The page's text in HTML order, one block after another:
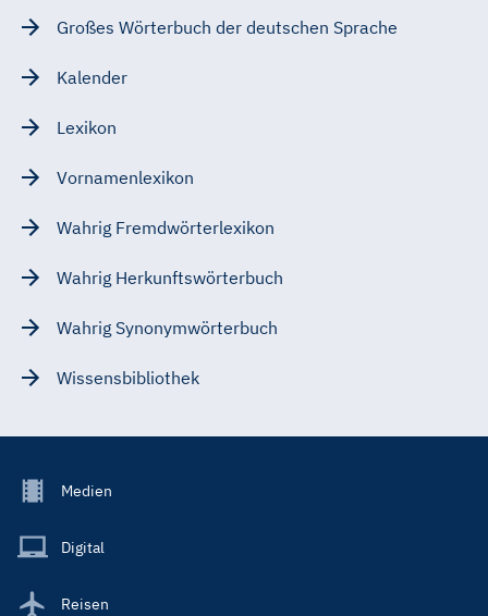
Großes Wörterbuch der deutschen Sprache
Kalender
Lexikon
Vornamenlexikon
Wahrig Fremdwörterlexikon
Wahrig Herkunftswörterbuch
Wahrig Synonymwörterbuch
Wissensbibliothek
Footer
Main
Medien
Digital
Reisen